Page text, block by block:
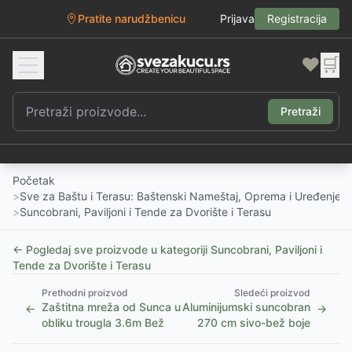
Pratite narudžbenicu Prijava Registracija
❤️ 🛒
Pretraži
Početak
>Sve za Baštu i Terasu: Baštenski Nameštaj, Oprema i Uređenje
>Suncobrani, Paviljoni i Tende za Dvorište i Terasu
← Pogledaj sve proizvode u kategoriji Suncobrani, Paviljoni i
Tende za Dvorište i Terasu
←
Prethodni proizvod
Zaštitna mreža od Sunca u
obliku trougla 3.6m Bež
Sledeći proizvod
Aluminijumski suncobran
270 cm sivo-bež boje
→